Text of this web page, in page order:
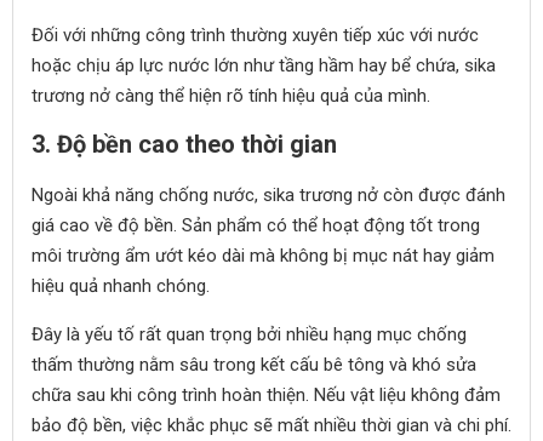
Đối với những công trình thường xuyên tiếp xúc với nước
hoặc chịu áp lực nước lớn như tầng hầm hay bể chứa, sika
trương nở càng thể hiện rõ tính hiệu quả của mình.
3. Độ bền cao theo thời gian
Ngoài khả năng chống nước, sika trương nở còn được đánh
giá cao về độ bền. Sản phẩm có thể hoạt động tốt trong
môi trường ẩm ướt kéo dài mà không bị mục nát hay giảm
hiệu quả nhanh chóng.
Đây là yếu tố rất quan trọng bởi nhiều hạng mục chống
thấm thường nằm sâu trong kết cấu bê tông và khó sửa
chữa sau khi công trình hoàn thiện. Nếu vật liệu không đảm
bảo độ bền, việc khắc phục sẽ mất nhiều thời gian và chi phí.